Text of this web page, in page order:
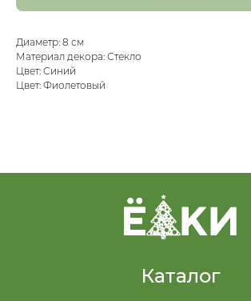
Диаметр: 8 см
Материал декора: Стекло
Цвет: Синий
Цвет: Фиолетовый
Каталог